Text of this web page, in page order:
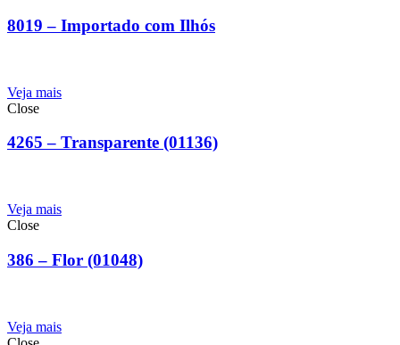
8019 – Importado com Ilhós
Veja mais
Close
4265 – Transparente (01136)
Veja mais
Close
386 – Flor (01048)
Veja mais